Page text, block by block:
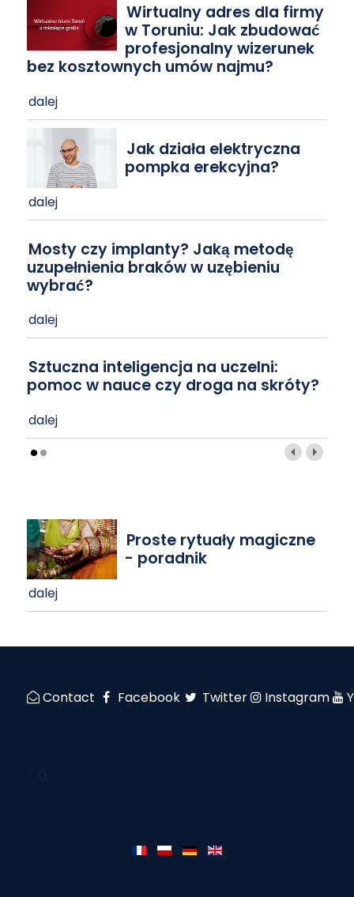
Wirtualny adres dla firmy
w Toruniu: Jak zbudować
profesjonalny wizerunek
bez kosztownych umów najmu?
dalej
Jak działa elektryczna
pompka erekcyjna?
dalej
Mosty czy implanty? Jaką metodę
uzupełnienia braków w uzębieniu
wybrać?
dalej
Sztuczna inteligencja na uczelni:
pomoc w nauce czy droga na skróty?
dalej
Proste rytuały magiczne
- poradnik
dalej
Contact Facebook Twitter Instagram